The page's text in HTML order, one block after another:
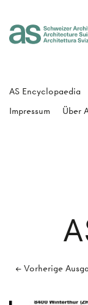
← Vorherige
AS Encyclopaedia
Impressum
Über